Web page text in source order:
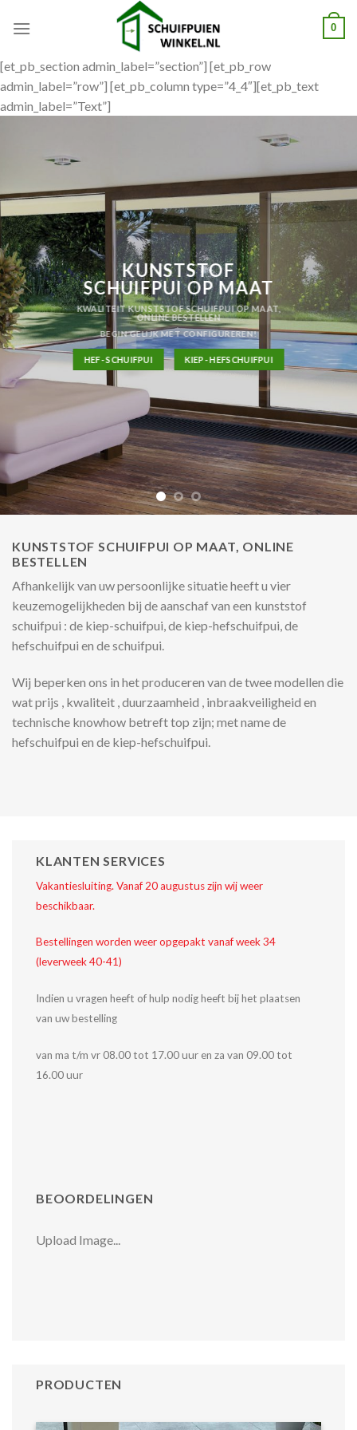
0
[et_pb_section admin_label=”section”] [et_pb_row
admin_label=”row”] [et_pb_column type=”4_4″][et_pb_text
admin_label=”Text”]
KUNSTSTOF
SCHUIFPUI OP MAAT
KWALITEIT KUNSTSTOF SCHUIFPUI OP MAAT,
ONLINE BESTELLEN
BEGIN GELIJK MET CONFIGUREREN!
HEF- SCHUIFPUI KIEP- HEFSCHUIFPUI
KUNSTSTOF SCHUIFPUI OP MAAT, ONLINE
BESTELLEN
Afhankelijk van uw persoonlijke situatie heeft u vier
keuzemogelijkheden bij de aanschaf van een kunststof
schuifpui : de kiep-schuifpui, de kiep-hefschuifpui, de
hefschuifpui en de schuifpui.
Wij beperken ons in het produceren van de twee modellen die
wat prijs , kwaliteit , duurzaamheid , inbraakveiligheid en
technische knowhow betreft top zijn; met name de
hefschuifpui en de kiep-hefschuifpui.
KLANTEN SERVICES
Vakantiesluiting. Vanaf 20 augustus zijn wij weer
beschikbaar.
Bestellingen worden weer opgepakt vanaf week 34
(leverweek 40-41)
Indien u vragen heeft of hulp nodig heeft bij het plaatsen
van uw bestelling
van ma t/m vr 08.00 tot 17.00 uur en za van 09.00 tot
16.00 uur
BEOORDELINGEN
Upload Image...
PRODUCTEN